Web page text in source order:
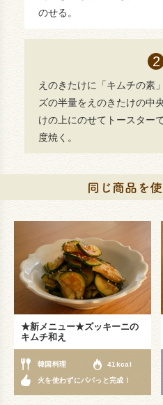
のせる。
えのきたけに「キムチの素
ズの半量をえのきたけの中
けの上にのせてトースター
度焼く。
★新メニュー★ズッキーニの
キムチ和え
韓国料理 41kcal
火を使わずにパパっと完成！